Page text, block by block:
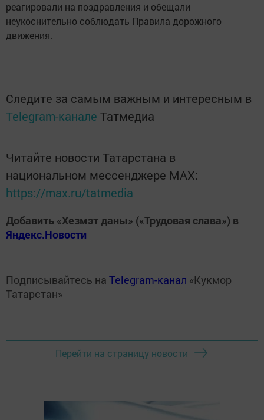
реагировали на поздравления и обещали
неукоснительно соблюдать Правила дорожного
движения.
Следите за самым важным и интересным в
Telegram-канале Татмедиа
Читайте новости Татарстана в
национальном мессенджере MАХ:
https://max.ru/tatmedia
Добавить «Хезмэт даны» («Трудовая слава») в
Яндекс.Новости
Подписывайтесь на Telegram-канал «Кукмор
Татарстан»
Перейти на страницу новости